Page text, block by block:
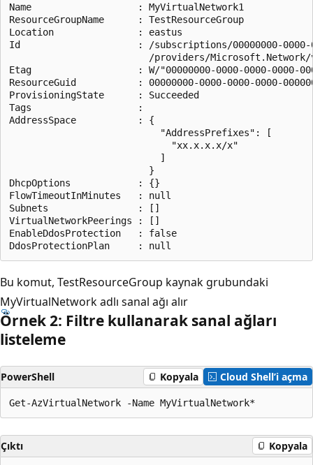
Name                   : MyVirtualNetwork1
ResourceGroupName      : TestResourceGroup
Location               : eastus
Id                     : /subscriptions/00000000-0000-0000-
/providers/
Etag                   : W/"00000000-0000-0000-0000-
ResourceGuid           : 00000000-0000-0000-0000-
ProvisioningState      : Succeeded
Tags                   :
AddressSpace           : {
                           "AddressPrefixes": [
                             "xx.x.x.x/x"
                           ]
                         }
DhcpOptions            : {}
FlowTimeoutInMinutes   : null
Subnets                : []
VirtualNetworkPeerings : []
EnableDdosProtection   : false
Bu komut, TestResourceGroup kaynak grubundaki
MyVirtualNetwork adlı sanal ağı alır
Örnek 2: Filtre kullanarak sanal ağları
listeleme
PowerShell Kopyala Cloud Shell’i açma
Çıktı Kopyala